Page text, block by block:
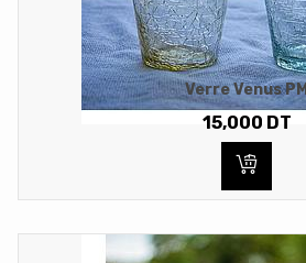
Verre Venus PM
15,000 DT